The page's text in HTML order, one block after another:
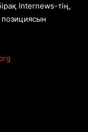
Internews-тің,
позициясын